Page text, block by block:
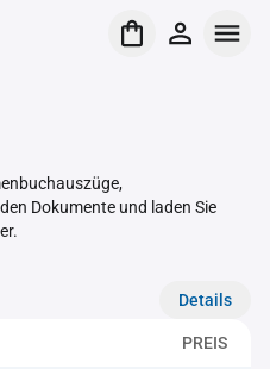
Dokumente und laden Sie
Details
PREIS